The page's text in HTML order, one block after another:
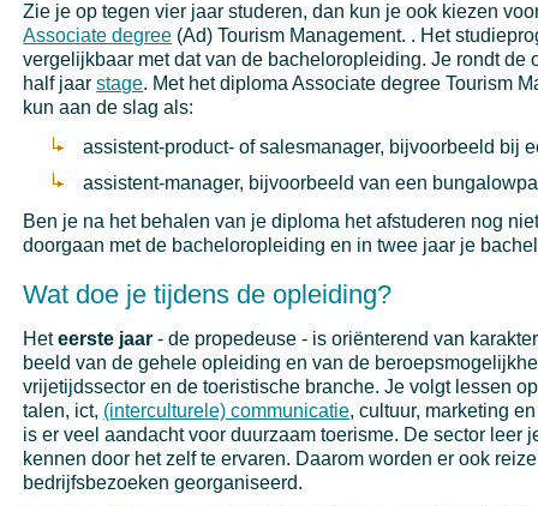
Zie je op tegen vier jaar studeren, dan kun je ook kiezen
Associate degree (Ad) Tourism Management. . Het
vergelijkbaar met dat van de bacheloropleiding. Je rondt de
half jaarstage. Met het diploma Associate degree Tourism
kun aan de slag als:
assistent-product- of salesmanager, bijvoorbeeld bij
assistent-manager, bijvoorbeeld van een
Ben je na het behalen van je diploma het afstuderen nog
doorgaan met de bacheloropleiding en in twee jaar je
Wat doe je tijdens de opleiding?
Heteerste jaar - de propedeuse - is oriënterend van
beeld van de gehele opleiding en van de
vrijetijdssector en de toeristische branche. Je volgt lessen
talen, ict, (interculturele) communicatie, cultuur, marketing
is er veel aandacht voor duurzaam toerisme. De sector leer
kennen door het zelf te ervaren. Daarom worden er ook
bedrijfsbezoeken georganiseerd.